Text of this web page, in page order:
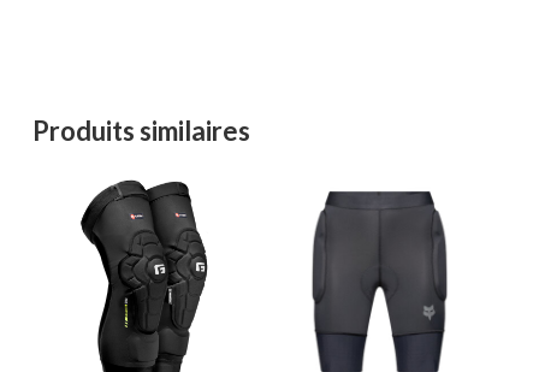
Produits similaires